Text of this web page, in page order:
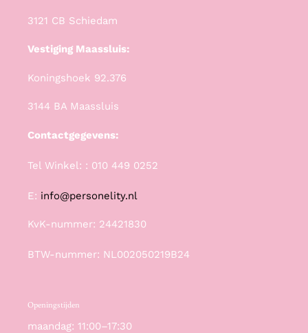
3121 CB Schiedam
Vestiging Maassluis:
Koningshoek 92.376
3144 BA Maassluis
Contactgegevens:
Tel Winkel: : 010 449 0252
E: info@personelity.nl
KvK-nummer: 24421830
BTW-nummer: NL002050219B24
Openingstijden
maandag: 11:00–17:30